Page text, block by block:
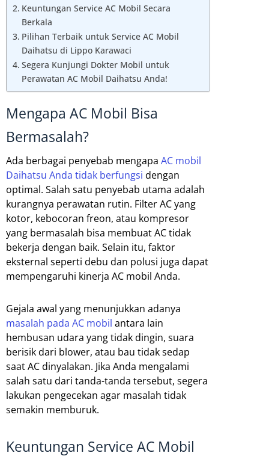
Keuntungan Service AC Mobil Secara
Berkala
Pilihan Terbaik untuk Service AC Mobil
Daihatsu di Lippo Karawaci
Segera Kunjungi Dokter Mobil untuk
Perawatan AC Mobil Daihatsu Anda!
Mengapa AC Mobil Bisa
Bermasalah?
Ada berbagai penyebab mengapa AC mobil
Daihatsu Anda tidak berfungsi dengan
optimal. Salah satu penyebab utama adalah
kurangnya perawatan rutin. Filter AC yang
kotor, kebocoran freon, atau kompresor
yang bermasalah bisa membuat AC tidak
bekerja dengan baik. Selain itu, faktor
eksternal seperti debu dan polusi juga dapat
mempengaruhi kinerja AC mobil Anda.
Gejala awal yang menunjukkan adanya
masalah pada AC mobil antara lain
hembusan udara yang tidak dingin, suara
berisik dari blower, atau bau tidak sedap
saat AC dinyalakan. Jika Anda mengalami
salah satu dari tanda-tanda tersebut, segera
lakukan pengecekan agar masalah tidak
semakin memburuk.
Keuntungan Service AC Mobil